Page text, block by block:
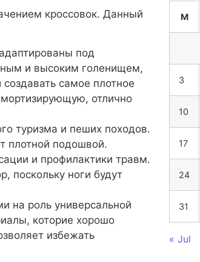
кроссовок. Данный
под
и высоким голенищем,
самое плотное
отлично
туризма и пеших походов.
плотной подошвой.
и профилактики травм.
поскольку ноги будут
на роль универсальной
которие хорошо
избежать
M
3
10
17
24
31
« Jul